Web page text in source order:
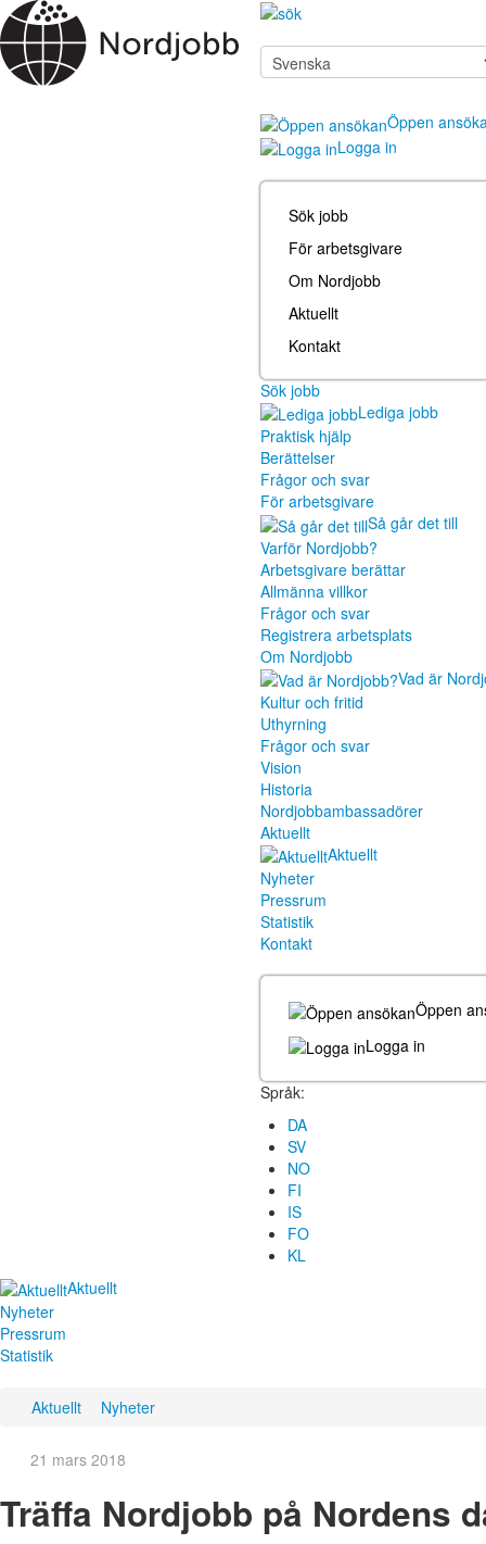
Öppen
Logga in
Sök jobb
För arbetsgivare
Om Nordjobb
Aktuellt
Kontakt
Sök jobb
Lediga jobb
Praktisk hjälp
Berättelser
Frågor och svar
För arbetsgivare
Så går det till
Varför Nordjobb?
Arbetsgivare berättar
Allmänna villkor
Frågor och svar
Registrera arbetsplats
Om Nordjobb
Vad är
Kultur och fritid
Uthyrning
Frågor och svar
Vision
Historia
Nordjobbambassadörer
Aktuellt
Aktuellt
Nyheter
Pressrum
Statistik
Kontakt
Öppen
Logga in
Språk:
DA
SV
NO
FI
IS
FO
KL
Aktuellt
Nyheter
Pressrum
Statistik
Aktuellt Nyheter
21 mars 2018
Träffa Nordjobb på Nordens